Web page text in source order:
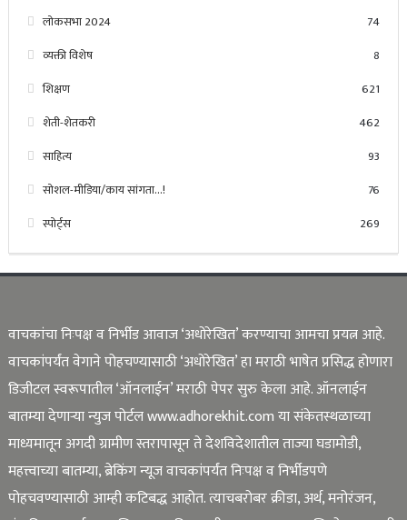
लोकसभा 2024
74
व्यक्ती विशेष
8
शिक्षण
621
शेती-शेतकरी
462
साहित्य
93
सोशल-मीडिया/काय सांगता…!
76
स्पोर्ट्स
269
वाचकांचा निःपक्ष व निर्भीड आवाज ‘अधोरेखित’ करण्याचा आमचा प्रयत्न आहे.
वाचकांपर्यंत वेगाने पोहचण्यासाठी ‘अधोरेखित’ हा मराठी भाषेत प्रसिद्ध होणारा
डिजीटल स्वरूपातील ‘ऑनलाईन’ मराठी पेपर सुरु केला आहे. ऑनलाईन
बातम्या देणाऱ्या न्युज पोर्टल www.adhorekhit.com या संकेतस्थळाच्या
माध्यमातून अगदी ग्रामीण स्तरापासून ते देशविदेशातील ताज्या घडामोडी,
महत्त्वाच्या बातम्या, ब्रेकिंग न्यूज वाचकांपर्यंत निःपक्ष व निर्भीडपणे
पोहचवण्यासाठी आम्ही कटिबद्ध आहोत. त्याचबरोबर क्रीडा, अर्थ, मनोरंजन,